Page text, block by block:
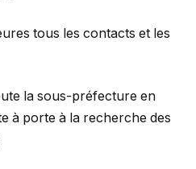
tous les contacts et les
la sous-préfecture en
à porte à la recherche des